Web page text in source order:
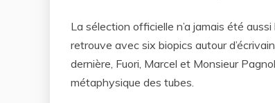
La sélection officielle n’a jamais été
retrouve avec six biopics autour
dernière, Fuori, Marcel et Monsieur
métaphysique des tubes.